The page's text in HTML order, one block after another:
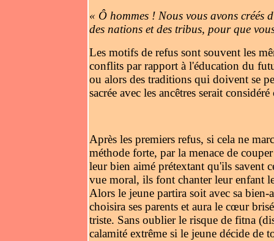
« Ô hommes ! Nous vous avons créés
des nations et des tribus, pour que
Les motifs de refus sont souvent les
conflits par rapport à l'éducation du
ou alors des traditions qui doivent se
sacrée avec les ancêtres serait
Après les premiers refus, si cela ne
méthode forte, par la menace de
leur bien aimé prétextant qu'ils savent
vue moral, ils font chanter leur enfant
Alors le jeune partira soit avec sa bien-
choisira ses parents et aura le cœur
triste. Sans oublier le risque de fitna
calamité extrême si le jeune décide de